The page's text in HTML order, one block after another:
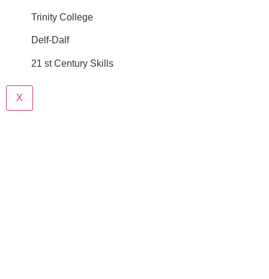
Trinity College
Delf-Dalf
21 st Century Skills
X